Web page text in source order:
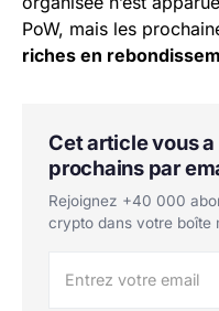
PoW, mais les
riches en
Cet article vous
prochains par
Rejoignez +40 000
crypto dans votre boîte